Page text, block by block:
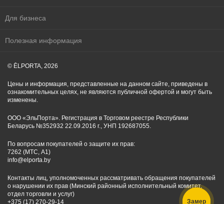
Для бизнеса
Полезная информация
© ĒLPORTA, 2026
Цены и информация, представленные на данном сайте, приведены в
ознакомительных целях, не являются публичной офертой и могут быть
изменены.
ООО «ЭльПорта». Регистрация в Торговом реестре Республики
Беларусь №352932 22.09.2016 г., УНП 192687055.
По вопросам покупателей о защите их прав:
7262 (МТС, A1)
info@elporta.by
Контакты лиц, уполномоченных рассматривать обращения покупателей
о нарушении их прав (Минский районный исполнительный комитет,
отдел торговли и услуг)
+375 (17) 270-29-14
Замер